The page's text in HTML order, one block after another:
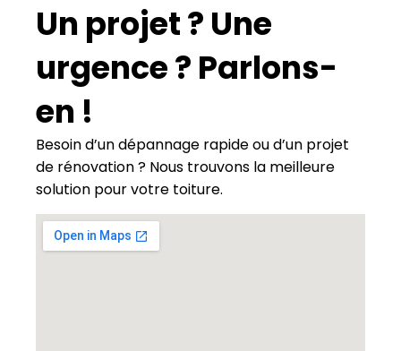
Un projet ? Une
urgence ? Parlons-
en !
Besoin d’un dépannage rapide ou d’un projet
de rénovation ? Nous trouvons la meilleure
solution pour votre toiture.